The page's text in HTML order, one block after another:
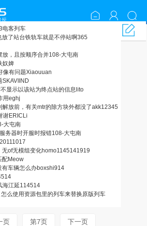
电客列车
放了站台铁轨车就是不停站啊365
放，且按顺序合并108-大屯南
奴婢
像有问题Xiaouuan
SKAVIIND
显示以该站为终点站的信息 lito
用eghj
解放前，有关mtr的除方块外都没了akk12345
谢ERICLi
大屯南
务器时开服时报错108-大屯南
无of无模组变化homo1145141919
配Meow
有车辆怎么办boxshi914
海江延114514
么使用资源包里的列车来替换原版列车
页 第7页 下一页